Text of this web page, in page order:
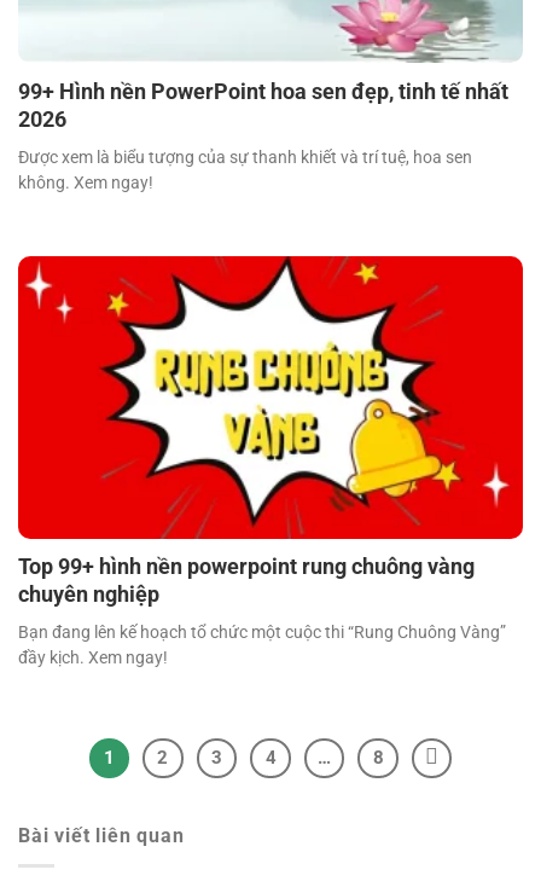
99+ Hình nền PowerPoint hoa sen đẹp, tinh tế nhất
2026
Được xem là biểu tượng của sự thanh khiết và trí tuệ, hoa sen
không. Xem ngay!
Top 99+ hình nền powerpoint rung chuông vàng
chuyên nghiệp
Bạn đang lên kế hoạch tổ chức một cuộc thi “Rung Chuông Vàng”
đầy kịch. Xem ngay!
1 2 3 4 … 8
Bài viết liên quan